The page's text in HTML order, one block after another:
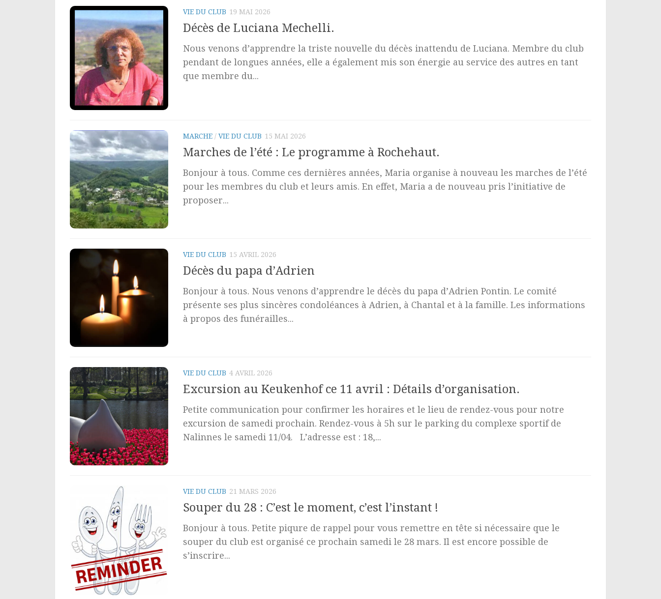
VIE DU CLUB 19 MAI 2026
Décès de Luciana Mechelli.
Nous venons d’apprendre la triste nouvelle du décès inattendu de Luciana. Membre du club
pendant de longues années, elle a également mis son énergie au service des autres en tant
que membre du...
MARCHE / VIE DU CLUB 15 MAI 2026
Marches de l’été : Le programme à Rochehaut.
Bonjour à tous. Comme ces dernières années, Maria organise à nouveau les marches de l’été
pour les membres du club et leurs amis. En effet, Maria a de nouveau pris l’initiative de
proposer...
VIE DU CLUB 15 AVRIL 2026
Décès du papa d’Adrien
Bonjour à tous. Nous venons d’apprendre le décès du papa d’Adrien Pontin. Le comité
présente ses plus sincères condoléances à Adrien, à Chantal et à la famille. Les informations
à propos des funérailles...
VIE DU CLUB 4 AVRIL 2026
Excursion au Keukenhof ce 11 avril : Détails d’organisation.
Petite communication pour confirmer les horaires et le lieu de rendez-vous pour notre
excursion de samedi prochain. Rendez-vous à 5h sur le parking du complexe sportif de
Nalinnes le samedi 11/04. L’adresse est : 18,...
VIE DU CLUB 21 MARS 2026
Souper du 28 : C’est le moment, c’est l’instant !
Bonjour à tous. Petite piqure de rappel pour vous remettre en tête si nécessaire que le
souper du club est organisé ce prochain samedi le 28 mars. Il est encore possible de
s’inscrire...